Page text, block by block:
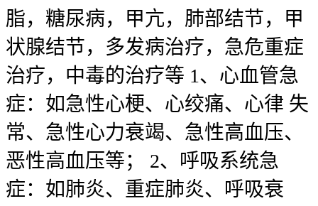
脂，糖尿病，甲亢，肺部结节，甲
状腺结节，多发病治疗，急危重症
治疗，中毒的治疗等 1、心血管急
症：如急性心梗、心绞痛、心律 失
常、急性心力衰竭、急性高血压、
恶性高血压等； 2、呼吸系统急
症：如肺炎、重症肺炎、呼吸衰